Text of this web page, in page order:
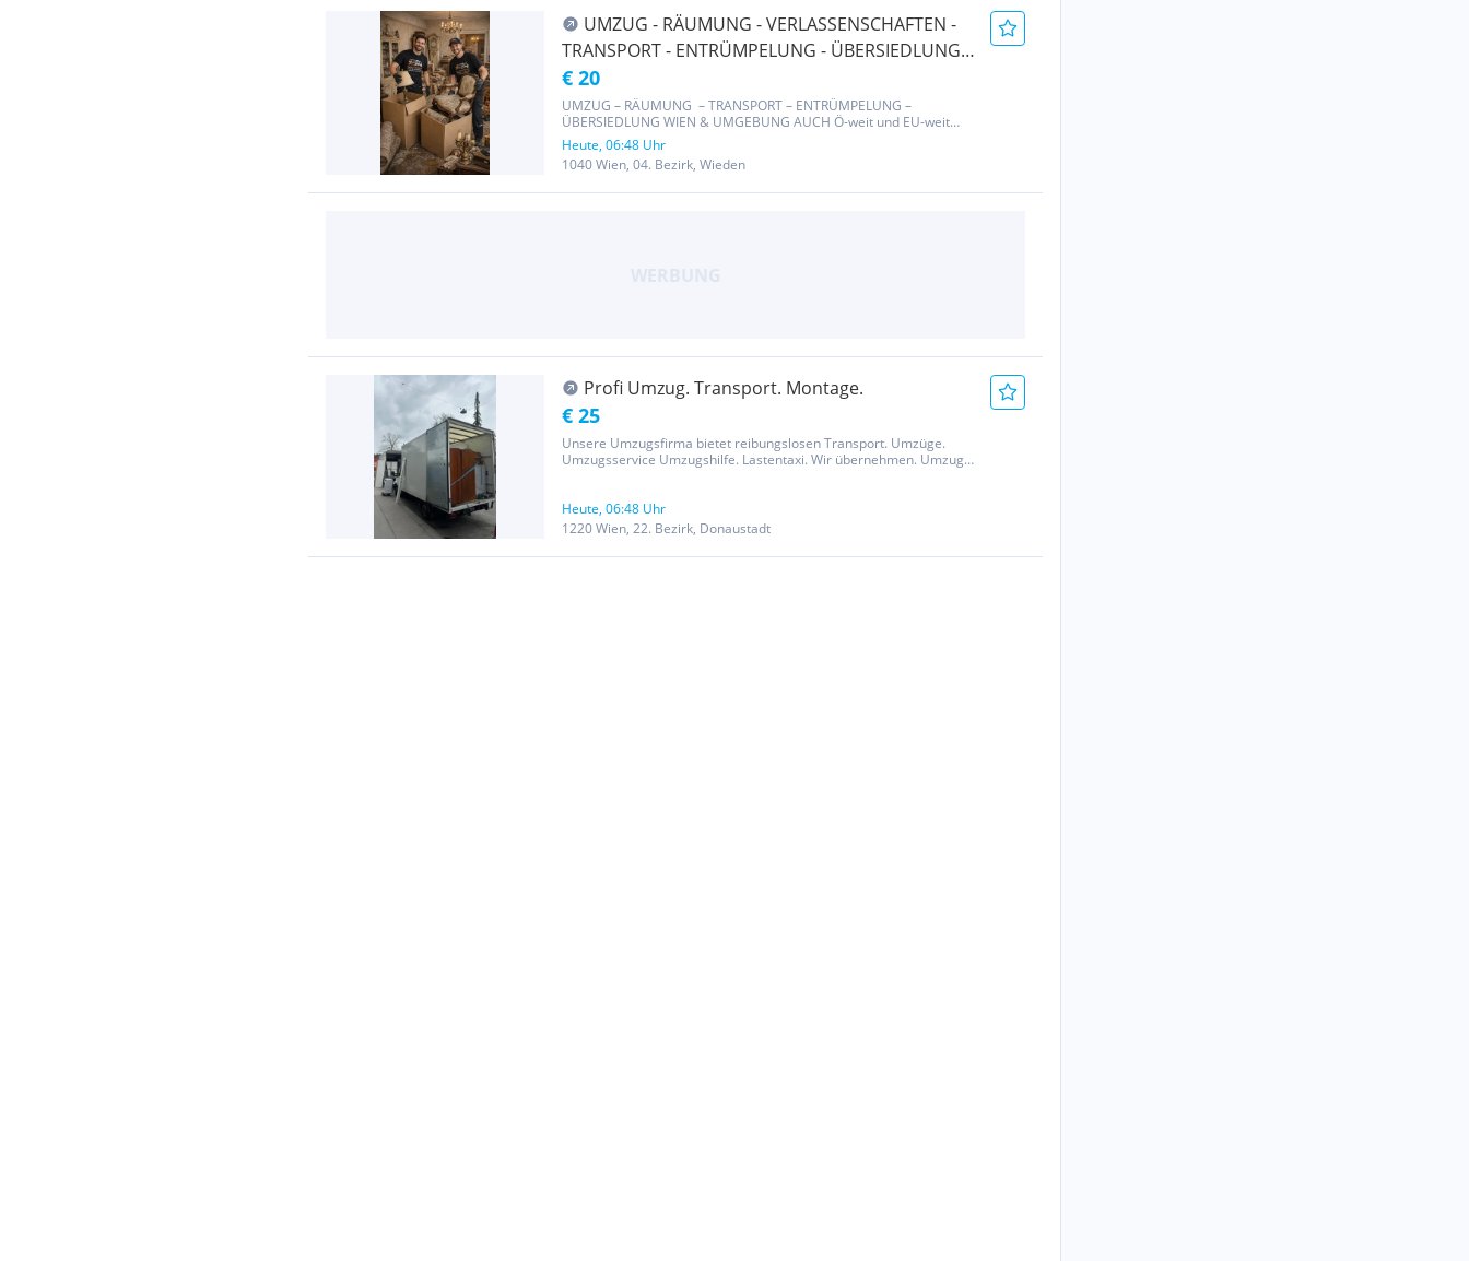
UMZUG - RÄUMUNG - VERLASSENSCHAFTEN -
TRANSPORT - ENTRÜMPELUNG - ÜBERSIEDLUNG
WIEN & UMGEBUNG AUCH Ö-weit und EU-weit
€ 20
UMZUG – RÄUMUNG – TRANSPORT – ENTRÜMPELUNG –
ÜBERSIEDLUNG WIEN & UMGEBUNG AUCH Ö-weit und EU-weit
Schnell & zuverlässig Kurzfristige Termine möglich Faire Preise –
keine versteckten Kosten! Auch Wochenende möglich Unsere
Leistungen: ● Räumungen/...
Heute, 06:48 Uhr
1040 Wien, 04. Bezirk, Wieden
Profi Umzug. Transport. Montage.
€ 25
Unsere Umzugsfirma bietet reibungslosen Transport. Umzüge.
Umzugsservice Umzugshilfe. Lastentaxi. Wir übernehmen. Umzug.
Einrichtung durch...
Heute, 06:48 Uhr
1220 Wien, 22. Bezirk, Donaustadt